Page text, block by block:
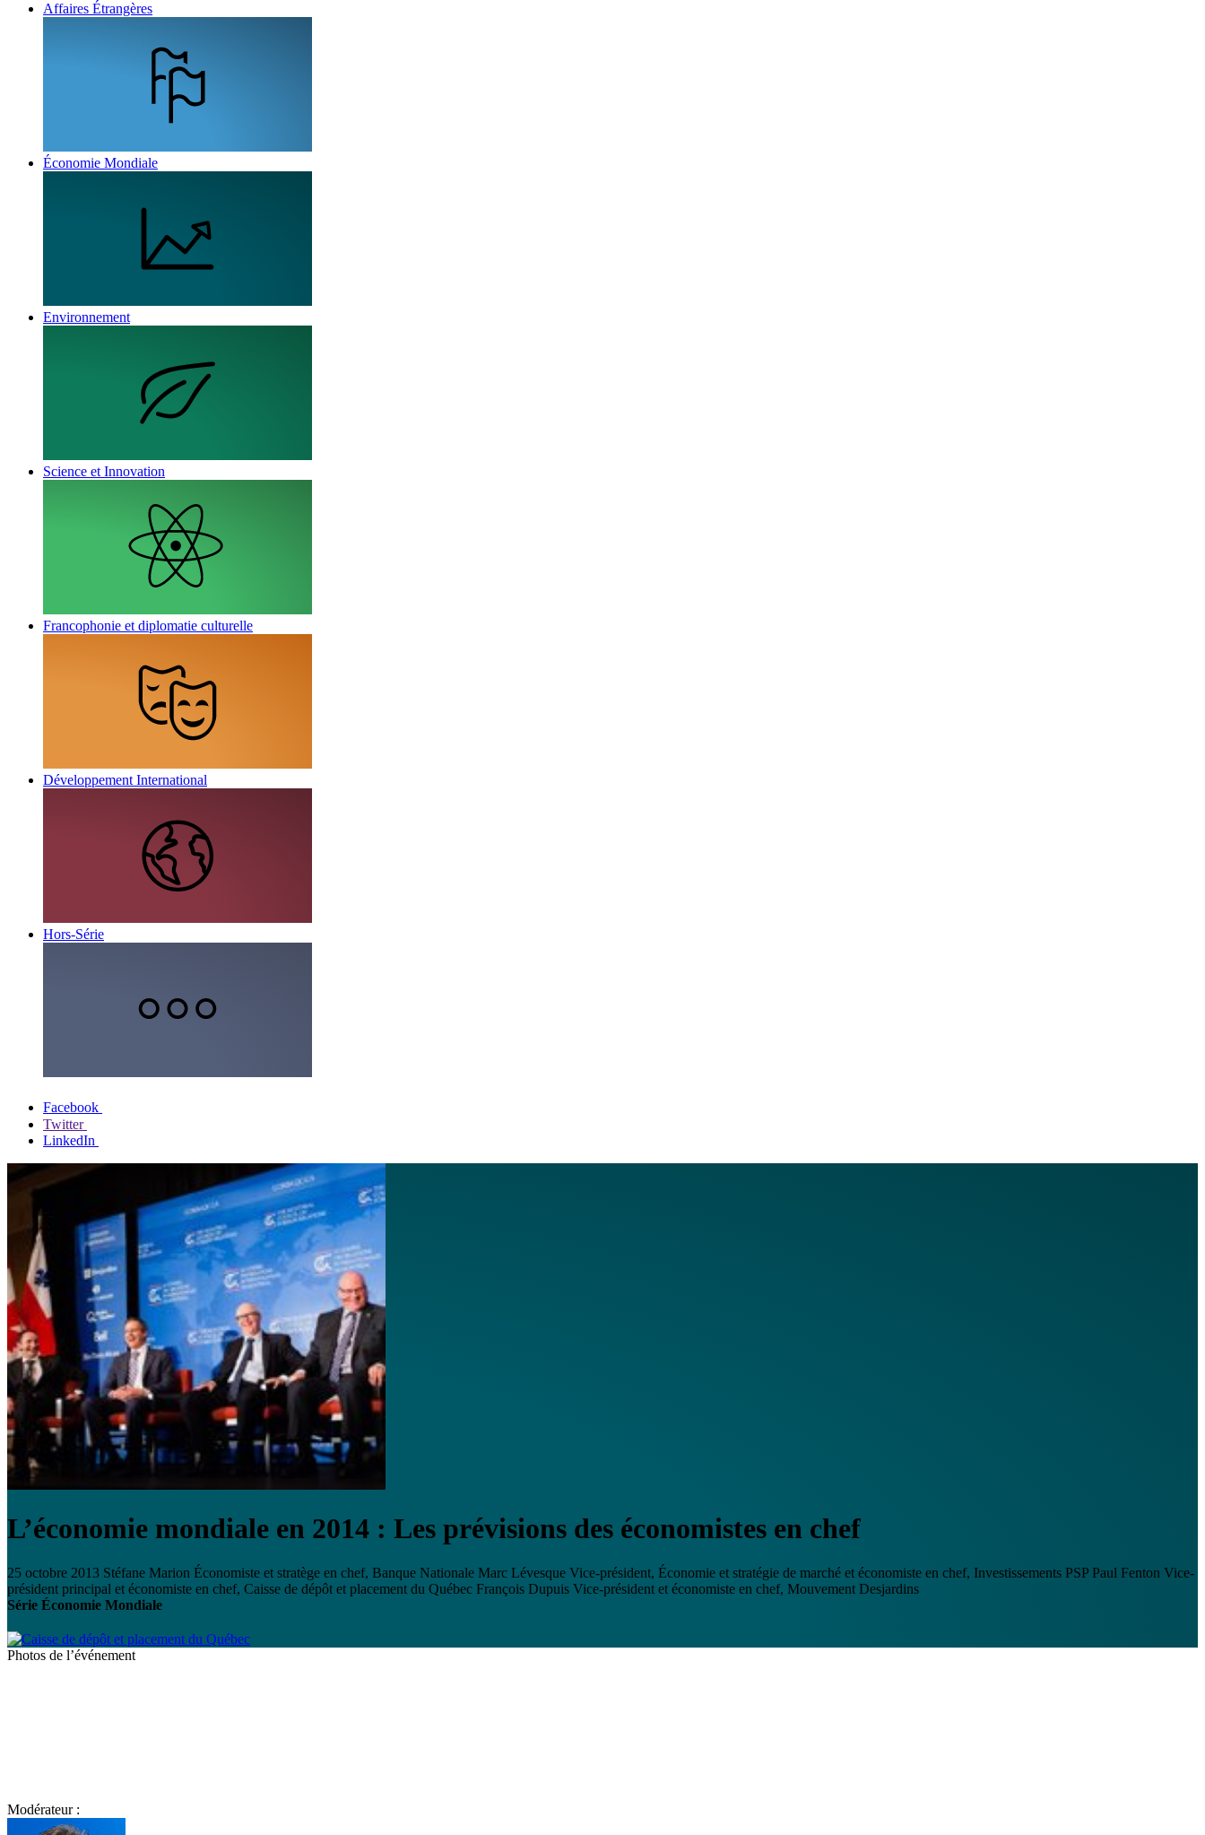
Affaires Étrangères
Économie Mondiale
Environnement
Science et Innovation
Francophonie et diplomatie culturelle
Développement International
Hors-Série
Facebook
Twitter
LinkedIn
L’économie mondiale en 2014 : Les prévisions des économistes en chef
25 octobre 2013 Stéfane Marion Économiste et stratège en chef, Banque Nationale Marc Lévesque Vice-président, Économie et stratégie de marché et économiste en chef, Investissements PSP Paul Fenton Vice-
président principal et économiste en chef, Caisse de dépôt et placement du Québec François Dupuis Vice-président et économiste en chef, Mouvement Desjardins
Série Économie Mondiale
Photos de l’événement
Modérateur :